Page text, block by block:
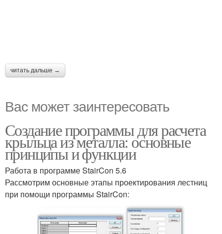
читать дальше →
Вас может заинтересовать
Создание программы для расчета
крыльца из металла: основные
принципы и функции
Работа в программе StairCon 5.6
Рассмотрим основные этапы проектирования лестниц
при помощи программы StairCon: